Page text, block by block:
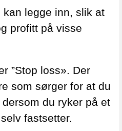
legge inn, slik at
profitt på visse
”Stop loss». Der
som sørger for at du
du ryker på et
fastsetter.